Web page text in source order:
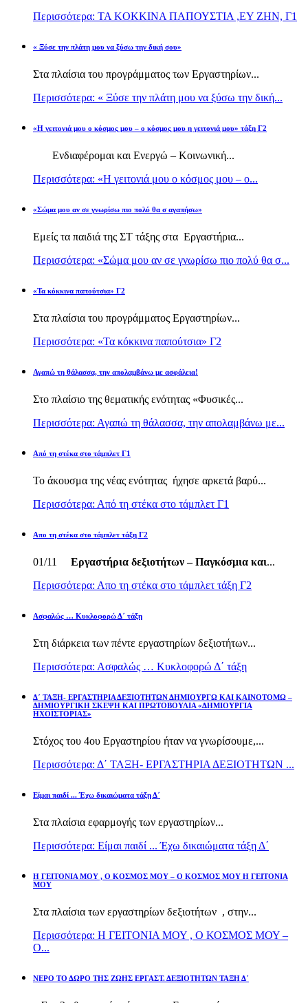
Περισσότερα: TA KOKKINA ΠΑΠΟΥΣΤΙΑ ,ΕΥ ΖΗΝ, Γ1
« Ξύσε την πλάτη μου να ξύσω την δική σου»
Στα πλαίσια του προγράμματος των Εργαστηρίων...
Περισσότερα: « Ξύσε την πλάτη μου να ξύσω την δική...
«Η γειτονιά μου ο κόσμος μου – ο κόσμος μου η γειτονιά μου» τάξη Γ2
Ενδιαφέρομαι και Ενεργώ – Κοινωνική...
Περισσότερα: «Η γειτονιά μου ο κόσμος μου – ο...
«Σώμα μου αν σε γνωρίσω πιο πολύ θα σ αγαπήσω»
Εμείς τα παιδιά της ΣΤ τάξης στα Εργαστήρια...
Περισσότερα: «Σώμα μου αν σε γνωρίσω πιο πολύ θα σ...
«Τα κόκκινα παπούτσια» Γ2
Στα πλαίσια του προγράμματος Εργαστηρίων...
Περισσότερα: «Τα κόκκινα παπούτσια» Γ2
Αγαπώ τη θάλασσα, την απολαμβάνω με ασφάλεια!
Στο πλαίσιο της θεματικής ενότητας «Φυσικές...
Περισσότερα: Αγαπώ τη θάλασσα, την απολαμβάνω με...
Από τη στέκα στο τάμπλετ Γ1
Το άκουσμα της νέας ενότητας ήχησε αρκετά βαρύ...
Περισσότερα: Από τη στέκα στο τάμπλετ Γ1
Απο τη στέκα στο τάμπλετ τάξη Γ2
01/11 Εργαστήρια δεξιοτήτων – Παγκόσμια και...
Περισσότερα: Απο τη στέκα στο τάμπλετ τάξη Γ2
Ασφαλώς … Κυκλοφορώ Δ΄ τάξη
Στη διάρκεια των πέντε εργαστηρίων δεξιοτήτων...
Περισσότερα: Ασφαλώς … Κυκλοφορώ Δ΄ τάξη
Δ΄ ΤΑΞΗ- ΕΡΓΑΣΤΗΡΙΑ ΔΕΞΙΟΤΗΤΩΝ ΔΗΜΙΟΥΡΓΩ ΚΑΙ ΚΑΙΝΟΤΟΜΩ –
ΔΗΜΙΟΥΡΓΙΚΗ ΣΚΕΨΗ ΚΑΙ ΠΡΩΤΟΒΟΥΛΙΑ «ΔΗΜΙΟΥΡΓΙΑ
ΗΧΟΪΣΤΟΡΙΑΣ»
Στόχος του 4ου Εργαστηρίου ήταν να γνωρίσουμε,...
Περισσότερα: Δ΄ ΤΑΞΗ- ΕΡΓΑΣΤΗΡΙΑ ΔΕΞΙΟΤΗΤΩΝ ...
Είμαι παιδί ... Έχω δικαιώματα τάξη Δ΄
Στα πλαίσια εφαρμογής των εργαστηρίων...
Περισσότερα: Είμαι παιδί ... Έχω δικαιώματα τάξη Δ΄
Η ΓΕΙΤΟΝΙΑ ΜΟΥ , Ο ΚΟΣΜΟΣ ΜΟΥ – Ο ΚΟΣΜΟΣ ΜΟΥ Η ΓΕΙΤΟΝΙΑ
ΜΟΥ
Στα πλαίσια των εργαστηρίων δεξιοτήτων , στην...
Περισσότερα: Η ΓΕΙΤΟΝΙΑ ΜΟΥ , Ο ΚΟΣΜΟΣ ΜΟΥ –
Ο...
ΝΕΡΟ ΤΟ ΔΩΡΟ ΤΗΣ ΖΩΗΣ ΕΡΓΑΣΤ. ΔΕΞΙΟΤΗΤΩΝ ΤΑΞΗ Δ΄